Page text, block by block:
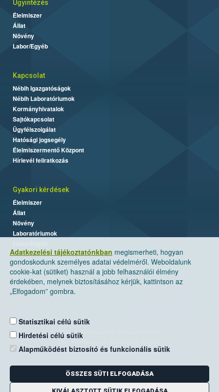
Adatkezelési tájékoztatónkban megismerheti, hogyan
gondoskodunk személyes adatai védelméről. Weboldalunk
cookie-kat (sütiket) használ a jobb felhasználói élmény
érdekében, melynek biztosításához kérjük, kattintson az
„Elfogadom” gombra.
Statisztikai célú sütik
Hirdetési célú sütik
Alapműködést biztosító és funkcionális sütik
ÖSSZES SÜTI ELFOGADÁSA
Ügyintézés
Élelmiszer
Állat
Növény
Labor/Egyéb
Kapcsolat
Nébih Igazgatóságok
Nébih Laboratóriumok
Kormányhivatalok
Sajtókapcsolat
Ügyfélszolgálat
Hatósági jogsegély
Élelmiszermentő Központ
Hírlevél feliratkozás
Gyakori kérdések
Élelmiszer
Állat
Növény
Laboratóriumok
Nemzeti Élelmiszerlánc-biztonsági Hivatal
Levelezési cím: 1525 Budapest. Pf. 30.
E-mail:ugyfelszolgalat@nebih.gov.hu
Zöld szám: 06-80/263-244